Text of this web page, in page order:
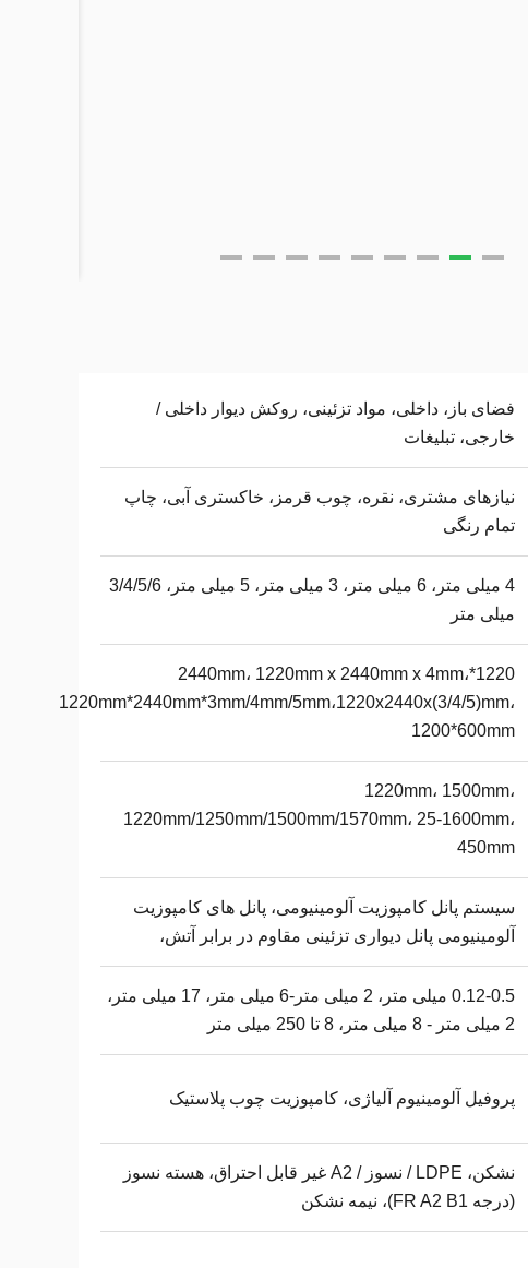
فضای باز، داخلی، مواد تزئینی، روکش دیوار داخلی /
خارجی، تبلیغات
نیازهای مشتری، نقره، چوب قرمز، خاکستری آبی، چاپ
تمام رنگی
4 میلی متر، 6 میلی متر، 3 میلی متر، 5 میلی متر، 3/4/5/6
میلی متر
1220*2440mm، 1220mm x 2440mm x 4mm،
1220mm*2440mm*3mm/4mm/5mm،1220x2440x(3/4/5)mm،
1200*600mm
1220mm، 1500mm،
1220mm/1250mm/1500mm/1570mm، 25-1600mm،
450mm
سیستم پانل کامپوزیت آلومینیومی، پانل های کامپوزیت
آلومینیومی پانل دیواری تزئینی مقاوم در برابر آتش،
0.12-0.5 میلی متر، 2 میلی متر-6 میلی متر، 17 میلی متر،
2 میلی متر - 8 میلی متر، 8 تا 250 میلی متر
پروفیل آلومینیوم آلیاژی، کامپوزیت چوب پلاستیک
نشکن، LDPE / نسوز / A2 غیر قابل احتراق، هسته نسوز
(درجه FR A2 B1)، نیمه نشکن